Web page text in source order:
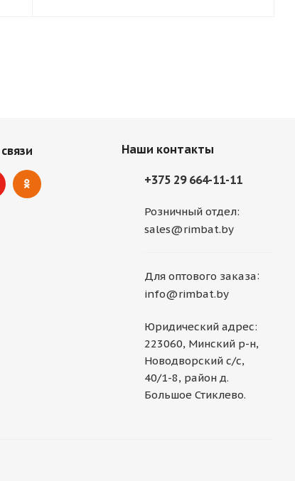
Наши контакты
+375 29 664-11-11
Розничный отдел:
sales@rimbat.by
Для оптового заказа:
info@rimbat.by
Юридический адрес:
223060, Минский р-н,
Новодворский с/с,
40/1-8, район д.
Большое Стиклево.